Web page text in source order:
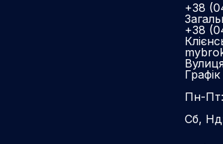
+38
+38
Пн-Пт:
Сб, Нд: